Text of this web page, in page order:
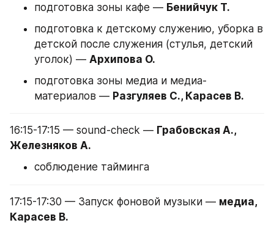
подготовка зоны кафе — Бенийчук Т.
подготовка к детскому служению, уборка в
детской после служения (стулья, детский
уголок) — Архипова О.
подготовка зоны медиа и медиа-
материалов — Разгуляев С., Карасев В.
16:15-17:15 — sound-check — Грабовская А.,
Железняков А.
соблюдение тайминга
17:15-17:30 — Запуск фоновой музыки — медиа,
Карасев В.